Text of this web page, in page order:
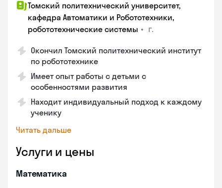
Томский политехнический университет,
кафедра Автоматики и Робототехники,
робототехнические системы • г.
Окончил Томский политехнический институт
по робототехнике
Имеет опыт работы с детьми с
особенностями развития
Находит индивидуальный подход к каждому
ученику
Читать дальше
Услуги и цены
Математика